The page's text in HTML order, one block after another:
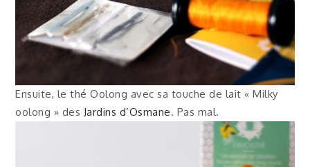
Ensuite, le thé Oolong avec sa touche de lait « Milky
oolong » des Jardins d’Osmane. Pas mal.